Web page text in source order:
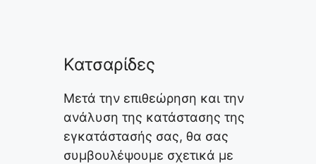
Κατσαρίδες
Μετά την επιθεώρηση και την
ανάλυση της κατάστασης της
εγκατάστασής σας, θα σας
συμβουλέψουμε σχετικά με